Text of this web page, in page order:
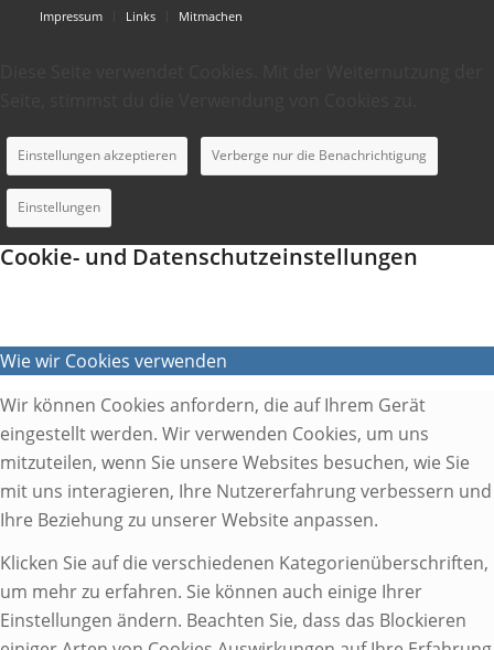
Impressum
Links Mitmachen
Einstellungen akzeptieren Verberge nur die Benachrichtigung
Einstellungen
Cookie- und Datenschutzeinstellungen
Wie wir Cookies verwenden
Wir können Cookies anfordern, die auf Ihrem Gerät
eingestellt werden. Wir verwenden Cookies, um uns
mitzuteilen, wenn Sie unsere Websites besuchen, wie Sie
mit uns interagieren, Ihre Nutzererfahrung verbessern und
Ihre Beziehung zu unserer Website anpassen.
Klicken Sie auf die verschiedenen Kategorienüberschriften,
um mehr zu erfahren. Sie können auch einige Ihrer
Einstellungen ändern. Beachten Sie, dass das Blockieren